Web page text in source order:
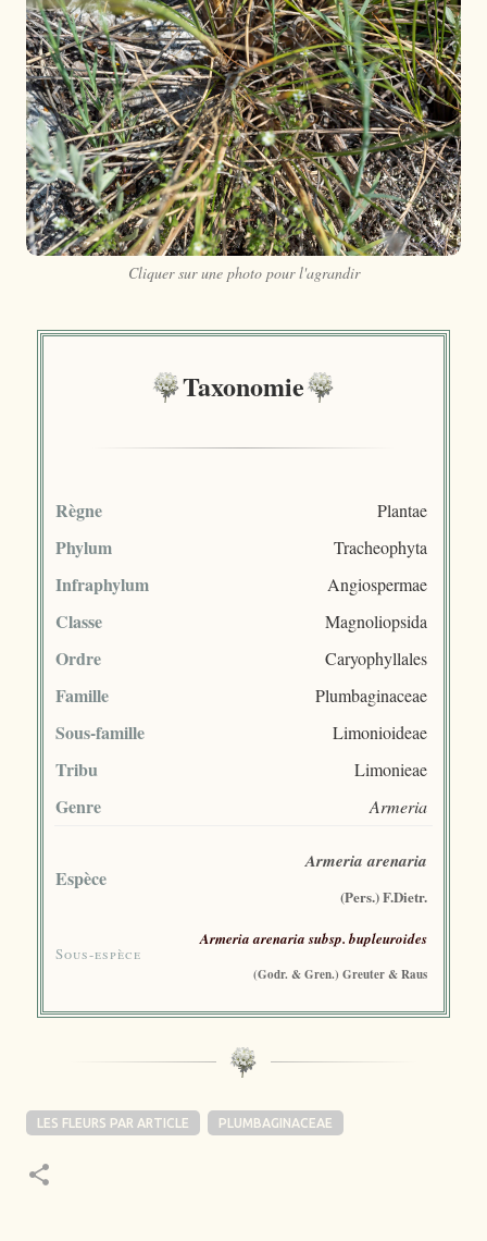
❮ ❯
Cliquer sur une photo pour l'agrandir
Taxonomie
Règne Plantae
Phylum Tracheophyta
Infraphylum Angiospermae
Classe Magnoliopsida
Ordre Caryophyllales
Famille Plumbaginaceae
Sous-famille Limonioideae
Tribu Limonieae
Genre Armeria
Espèce
Armeria arenaria
(Pers.) F.Dietr.
Sous-espèce
Armeria arenaria subsp. bupleuroides
(Godr. & Gren.) Greuter & Raus
LES FLEURS PAR ARTICLE PLUMBAGINACEAE